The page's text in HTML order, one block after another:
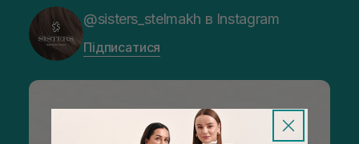
@sisters_stelmakh в Instagram
Підписатися